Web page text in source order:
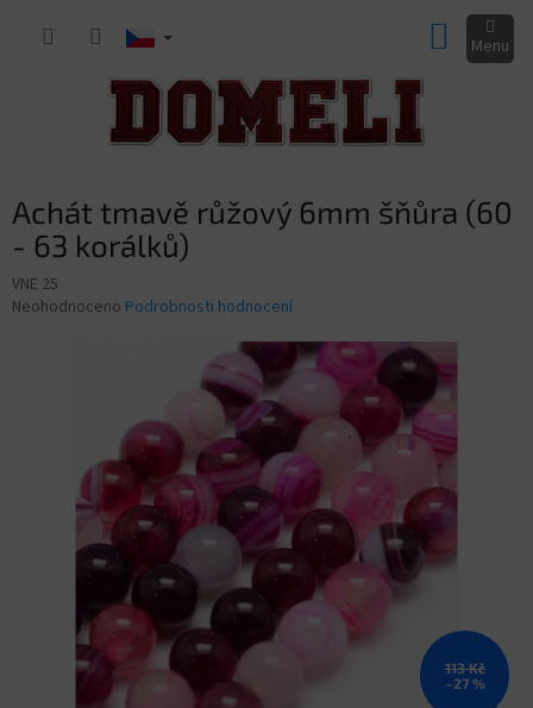
KOŠÍK
Achát tmavě růžový 6mm šňůra (60
- 63 korálků)
VNE 25
Průměrné
Neohodnoceno Podrobnosti hodnocení
113 Kč
–27 %